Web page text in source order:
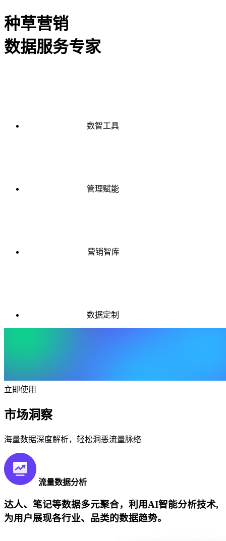
种草营销
数据服务专家
数智工具
管理赋能
营销智库
数据定制
立即使用
市场洞察
海量数据深度解析，轻松洞恶流量脉络
流量数据分析
达人、笔记等数据多元聚合，利用AI智能分析技术,
为用户展现各行业、品类的数据趋势。